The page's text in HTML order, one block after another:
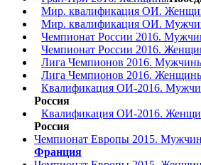
Мир. квалификация ОИ.
Мир. квалификация ОИ.
Чемпионат России 2016.
Чемпионат России 2016.
Лига Чемпионов 2016.
Лига Чемпионов 2016.
Квалификация ОИ-2016.
Россия
Квалификация ОИ-2016.
Россия
Чемпионат Европы 2015.
Франция